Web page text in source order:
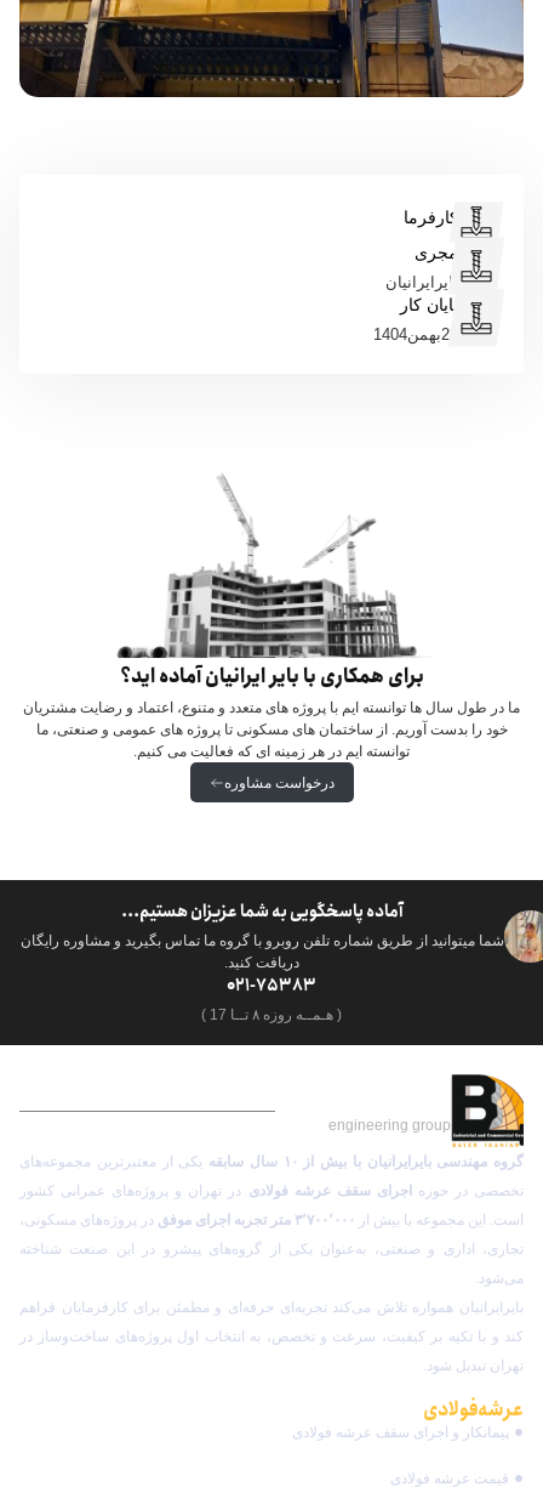
کارفرما
مجری
بایرایرانیان
پایان کار
23بهمن1404
برای همکاری با بایر ایرانیان آماده اید؟
ما در طول سال ها توانسته ایم با پروژه های متعدد و متنوع، اعتماد و رضایت مشتریان
خود را بدست آوریم. از ساختمان های مسکونی تا پروژه های عمومی و صنعتی، ما
توانسته ایم در هر زمینه ای که فعالیت می کنیم.
درخواست مشاوره
آماده پاسخگویی به شما عزیزان هستیم...
شما میتوانید از طریق شماره تلفن روبرو با گروه ما تماس بگیرید و مشاوره رایگان
دریافت کنید.
021-75383
( هـمــه روزه ۸ تــا 17 )
engineering group
گروه مهندسی بایرایرانیان با بیش از ۱۰ سال سابقه
یکی از معتبرترین مجموعه‌های
تخصصی در حوزه
اجرای سقف عرشه فولادی در تهران و پروژه‌های عمرانی کشور
است. این مجموعه با بیش از
۳٬۷۰۰٬۰۰۰ متر تجربه اجرای موفق
در پروژه‌های مسکونی،
تجاری، اداری و صنعتی، به‌عنوان یکی از گروه‌های پیشرو در این صنعت شناخته
می‌شود.
بایرایرانیان همواره تلاش می‌کند تجربه‌ای حرفه‌ای و مطمئن برای کارفرمایان فراهم
کند و با تکیه بر کیفیت، سرعت و تخصص، به انتخاب اول پروژه‌های ساخت‌وساز در
تهران تبدیل شود.
عرشه فولادی
پیمانکار و اجرای سقف عرشه فولادی
قیمت عرشه فولادی